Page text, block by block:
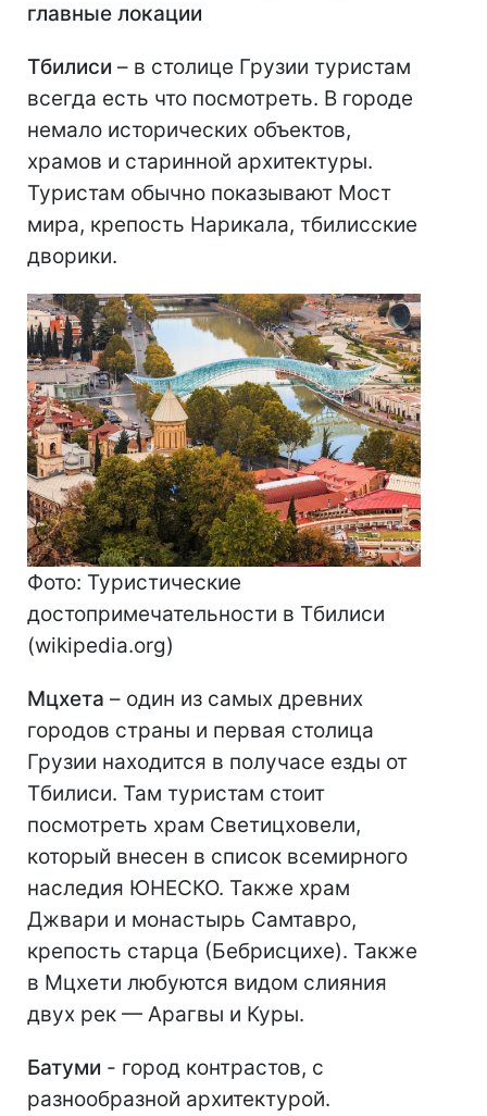
главные локации
Тбилиси – в столице Грузии туристам
всегда есть что посмотреть. В городе
немало исторических объектов,
храмов и старинной архитектуры.
Туристам обычно показывают Мост
мира, крепость Нарикала, тбилисские
дворики.
Фото: Туристические
достопримечательности в Тбилиси
(wikipedia.org)
Мцхета – один из самых древних
городов страны и первая столица
Грузии находится в получасе езды от
Тбилиси. Там туристам стоит
посмотреть храм Светицховели,
который внесен в список всемирного
наследия ЮНЕСКО. Также храм
Джвари и монастырь Самтавро,
крепость старца (Бебрисцихе). Также
в Мцхети любуются видом слияния
двух рек — Арагвы и Куры.
Батуми - город контрастов, с
разнообразной архитектурой.